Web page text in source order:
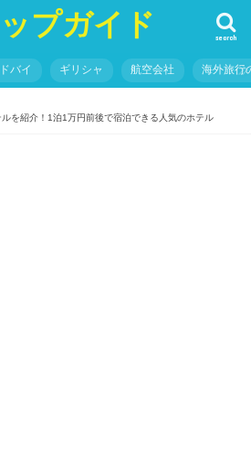
プガイド search
ドバイ ギリシャ 航空会社 海外旅行
を紹介！1泊1万円前後で宿泊できる人気のホテル